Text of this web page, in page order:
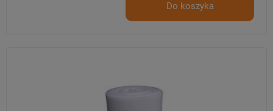
Do koszyka